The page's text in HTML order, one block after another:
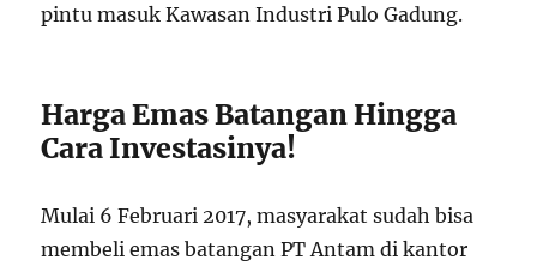
pintu masuk Kawasan Industri Pulo Gadung.
Harga Emas Batangan Hingga
Cara Investasinya!
Mulai 6 Februari 2017, masyarakat sudah bisa
membeli emas batangan PT Antam di kantor